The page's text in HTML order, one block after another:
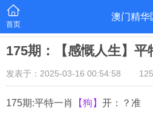
首页
澳门精华
175期：【感慨人生】平
发表于：2025-03-16 00:54:58
175期:平特一肖 【狗】 开：？准